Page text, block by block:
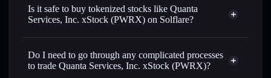
Is it safe to buy tokenized stocks like Quanta
Services, Inc. xStock (PWRX) on Solflare?
1:1 backed,
Do I need to go through any complicated processes
to trade Quanta Services, Inc. xStock (PWRX)?